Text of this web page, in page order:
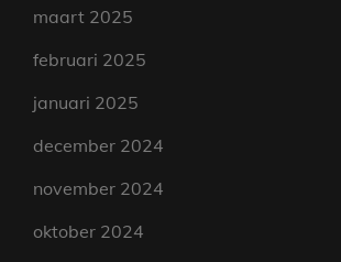
maart 2025
februari 2025
januari 2025
december 2024
november 2024
oktober 2024